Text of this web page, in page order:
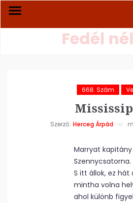
Fedél
668. Szám
Szerző: Herceg Árpád
Marryat
Szennycsatorna.
S itt állok, ez hát
mintha volna
ahol különb